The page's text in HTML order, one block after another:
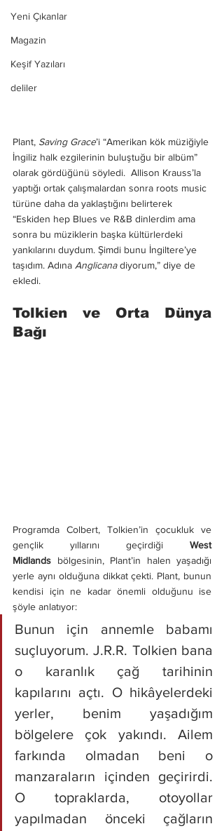
Yeni Çıkanlar
Magazin
Keşif Yazıları
deliler
Plant, Saving Grace’i “Amerikan kök müziğiyle
İngiliz halk ezgilerinin buluştuğu bir albüm”
olarak gördüğünü söyledi. Allison Krauss’la
yaptığı ortak çalışmalardan sonra roots music
türüne daha da yaklaştığını belirterek
“Eskiden hep Blues ve R&B dinlerdim ama
sonra bu müziklerin başka kültürlerdeki
yankılarını duydum. Şimdi bunu İngiltere’ye
taşıdım. Adına Anglicana diyorum,” diye de
ekledi.
Tolkien ve Orta Dünya
Bağı
Programda Colbert, Tolkien’in çocukluk ve
gençlik yıllarını geçirdiği West
Midlands bölgesinin, Plant’in halen yaşadığı
yerle aynı olduğuna dikkat çekti. Plant, bunun
kendisi için ne kadar önemli olduğunu ise
şöyle anlatıyor:
Bunun için annemle babamı
suçluyorum. J.R.R. Tolkien bana
o karanlık çağ tarihinin
kapılarını açtı. O hikâyelerdeki
yerler, benim yaşadığım
bölgelere çok yakındı. Ailem
farkında olmadan beni o
manzaraların içinden geçirirdi.
O topraklarda, otoyollar
yapılmadan önceki çağların